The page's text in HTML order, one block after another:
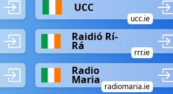
UCC
ucc.ie
Raidió Rí-
Rá
rrr.ie
Radio
Maria
radiomaria.ie